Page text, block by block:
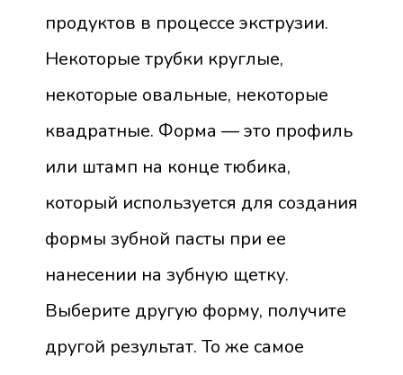
продуктов в процессе экструзии.
Некоторые трубки круглые,
некоторые овальные, некоторые
квадратные. Форма — это профиль
или штамп на конце тюбика,
который используется для создания
формы зубной пасты при ее
нанесении на зубную щетку.
Выберите другую форму, получите
другой результат. То же самое